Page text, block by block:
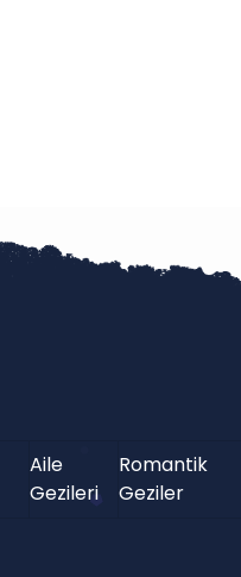
Aile
Gezileri
Romantik
Geziler